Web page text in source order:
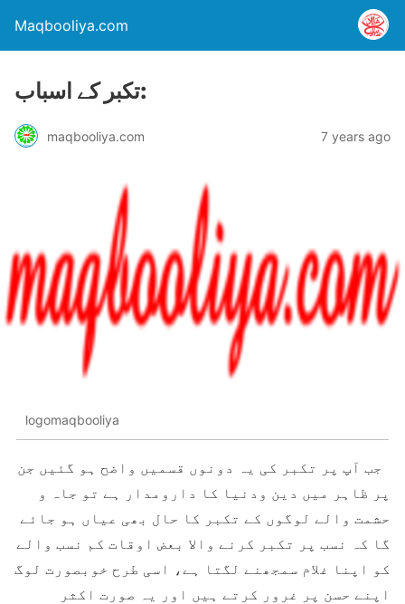
Maqbooliya.com
تکبر کے اسباب:
maqbooliya.com 7 years ago
logomaqbooliya
جب آپ پر تکبر کی یہ دونوں قسمیں واضح ہو گئیں جن
پر ظاہر میں دین ودنیا کا دارومدار ہے تو جاہ و
حشمت والے لوگوں کے تکبر کا حال بھی عیاں ہو جائے
گا کہ نسب پر تکبر کرنے والا بعض اوقات کم نسب والے
کو اپنا غلام سمجھنے لگتا ہے، اسی طرح خوبصورت لوگ
اپنے حسن پر غرور کرتے ہیں اور یہ صورت اکثر